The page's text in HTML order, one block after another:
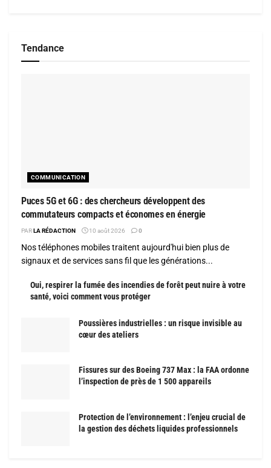
Tendance
COMMUNICATION
Puces 5G et 6G : des chercheurs développent des
commutateurs compacts et économes en énergie
PARLA RÉDACTION 10 août 2026 0
Nos téléphones mobiles traitent aujourd'hui bien plus de
signaux et de services sans fil que les générations...
Oui, respirer la fumée des incendies de forêt peut nuire à votre
santé, voici comment vous protéger
Poussières industrielles : un risque invisible au
cœur des ateliers
Fissures sur des Boeing 737 Max : la FAA ordonne
l’inspection de près de 1 500 appareils
Protection de l’environnement : l’enjeu crucial de
la gestion des déchets liquides professionnels